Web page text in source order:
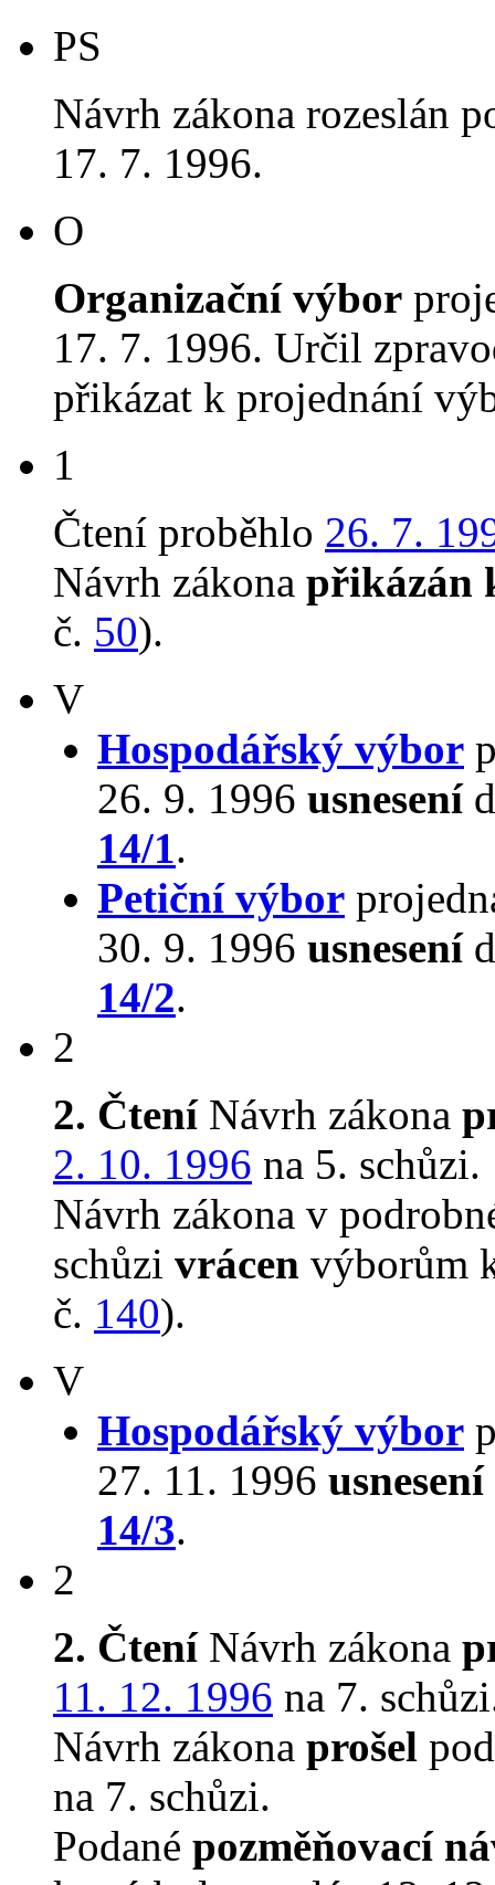
PS
Návrh zákona rozeslán
17. 7. 1996.
O
Organizační výbor
17. 7. 1996. Určil
přikázat k projednání
1
Čtení proběhlo 26. 7.
Návrh zákona přikázán
č. 50).
V
Hospodářský výbor
26. 9. 1996 usnesení
14/1.
Petiční výbor
30. 9. 1996 usnesení
14/2.
2
2. ČteníNávrh zákona
2. 10. 1996 na 5. schůzi.
Návrh zákona v
schůzi vrácen výborům
č. 140).
V
Hospodářský výbor
27. 11. 1996 usnesení
14/3.
2
2. ČteníNávrh zákona
11. 12. 1996 na 7.
Návrh zákona prošel
na 7. schůzi.
Podané pozměňovací